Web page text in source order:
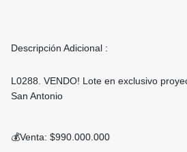
Descripción Adicional :
L0288. VENDO! Lote en exclusivo
San Antonio
💰Venta: $990.000.000